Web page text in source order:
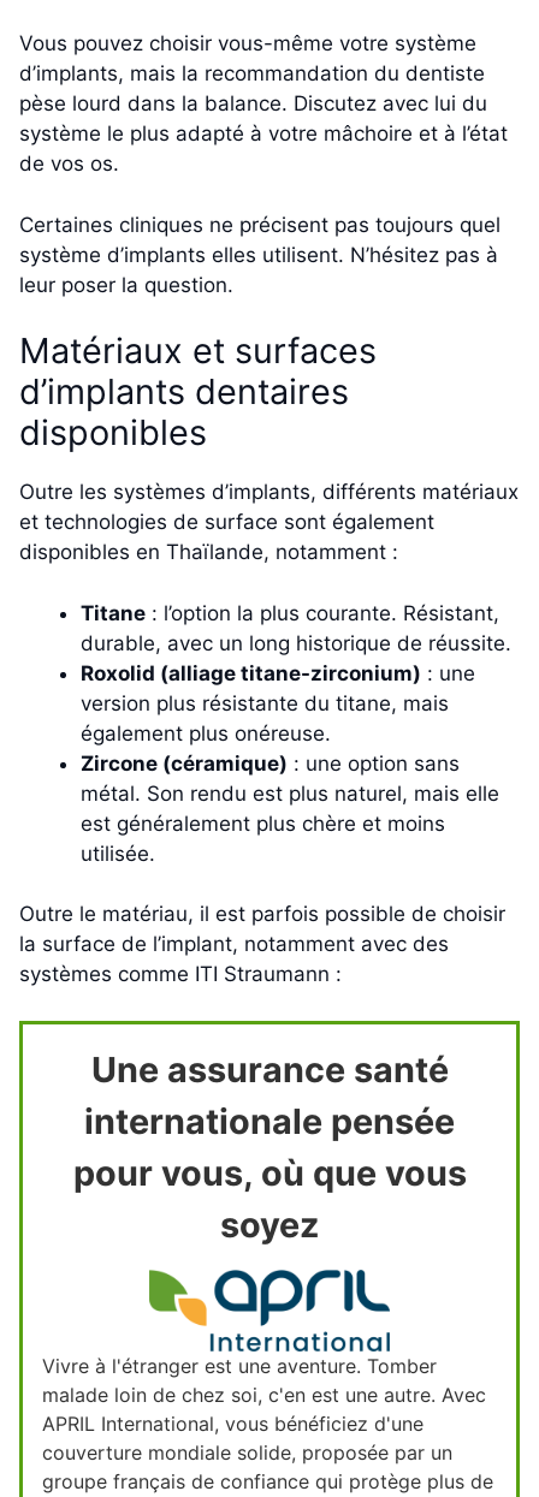
Vous pouvez choisir vous-même votre système
d’implants, mais la recommandation du dentiste
pèse lourd dans la balance. Discutez avec lui du
système le plus adapté à votre mâchoire et à l’état
de vos os.
Certaines cliniques ne précisent pas toujours quel
système d’implants elles utilisent. N’hésitez pas à
leur poser la question.
Matériaux et surfaces
d’implants dentaires
disponibles
Outre les systèmes d’implants, différents matériaux
et technologies de surface sont également
disponibles en Thaïlande, notamment :
Titane : l’option la plus courante. Résistant,
durable, avec un long historique de réussite.
Roxolid (alliage titane-zirconium) : une
version plus résistante du titane, mais
également plus onéreuse.
Zircone (céramique) : une option sans
métal. Son rendu est plus naturel, mais elle
est généralement plus chère et moins
utilisée.
Outre le matériau, il est parfois possible de choisir
la surface de l’implant, notamment avec des
systèmes comme ITI Straumann :
Une assurance santé
internationale pensée
pour vous, où que vous
soyez
Vivre à l'étranger est une aventure. Tomber
malade loin de chez soi, c'en est une autre. Avec
APRIL International, vous bénéficiez d'une
couverture mondiale solide, proposée par un
groupe français de confiance qui protège plus de